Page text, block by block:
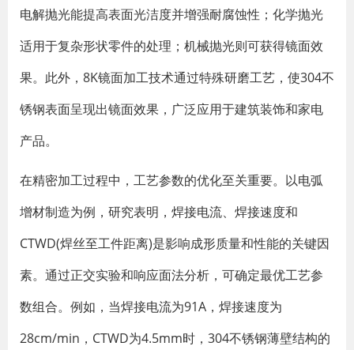
电解抛光能提高表面光洁度并增强耐腐蚀性；化学抛光
适用于复杂形状零件的处理；机械抛光则可获得镜面效
果。此外，8K镜面加工技术通过特殊研磨工艺，使304不
锈钢表面呈现出镜面效果，广泛应用于建筑装饰和家电
产品。
在精密加工过程中，工艺参数的优化至关重要。以电弧
增材制造为例，研究表明，焊接电流、焊接速度和
CTWD(焊丝至工件距离)是影响成形质量和性能的关键因
素。通过正交实验和响应面法分析，可确定最优工艺参
数组合。例如，当焊接电流为91A，焊接速度为
28cm/min，CTWD为4.5mm时，304不锈钢薄壁结构的